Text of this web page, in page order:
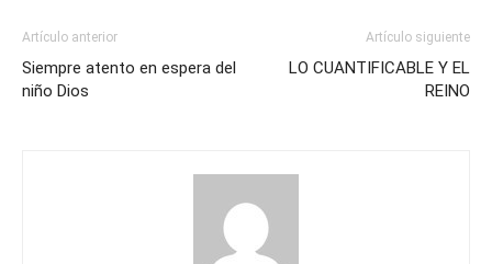
Artículo anterior
Siempre atento en espera del
niño Dios
Artículo siguiente
LO CUANTIFICABLE Y EL
REINO